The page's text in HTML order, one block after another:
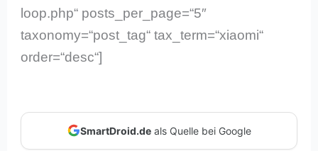
loop.php“ posts_per_page=“5″
taxonomy=“post_tag“ tax_term=“xiaomi“
order=“desc“]
SmartDroid.deals Quelle bei Google